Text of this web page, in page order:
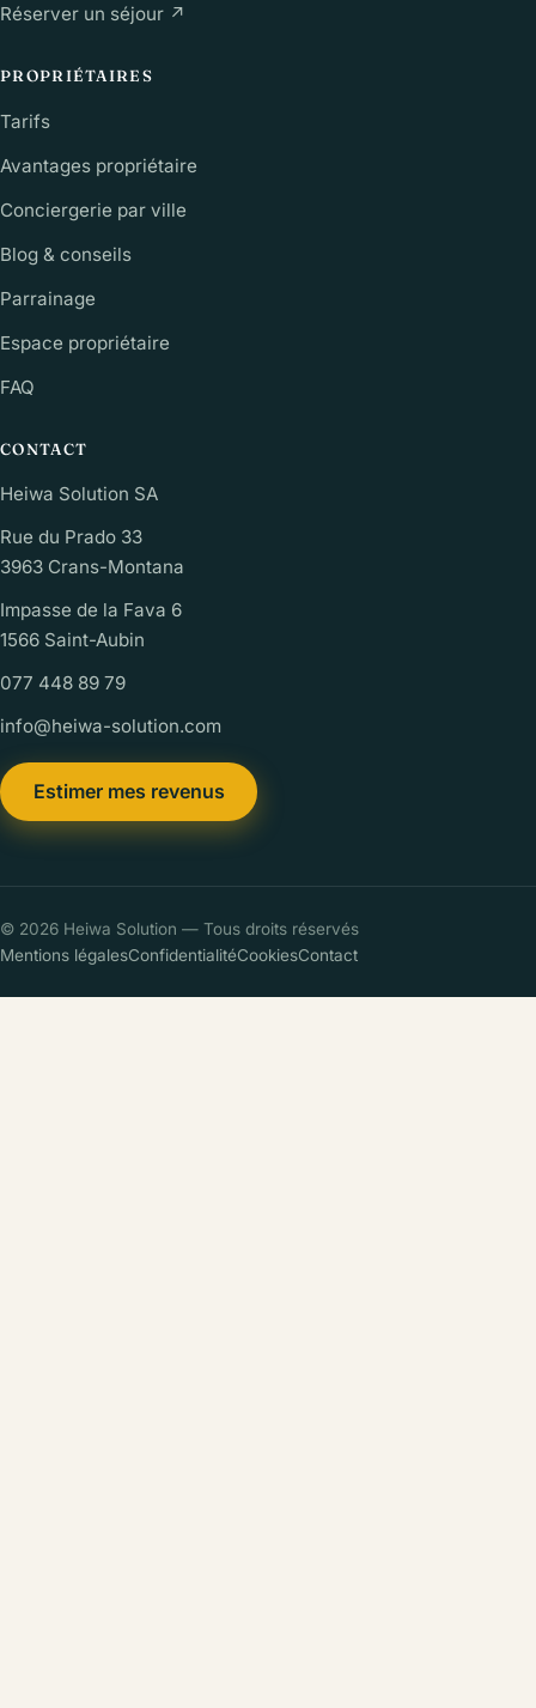
Réserver un séjour ↗
PROPRIÉTAIRES
Tarifs
Avantages propriétaire
Conciergerie par ville
Blog & conseils
Parrainage
Espace propriétaire
FAQ
CONTACT
Heiwa Solution SA
Rue du Prado 33
3963 Crans-Montana
Impasse de la Fava 6
1566 Saint-Aubin
077 448 89 79
info@heiwa-solution.com
Estimer mes revenus
© 2026 Heiwa Solution — Tous droits réservés
Mentions légalesConfidentialitéCookiesContact